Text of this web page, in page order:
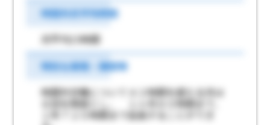
時間外月平均時間
月平均15時間
特別な事情・期間等
時間外労働について４２時間を超える月は
６回を限度とし、 １ヶ月８０時間まで、
１年７２０時間まで延長することができ